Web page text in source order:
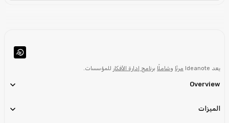
يعد Ideanote مرنًا وشاملًا برنامج إدارة الأفكار للمؤسسات.
Overview
الميزات